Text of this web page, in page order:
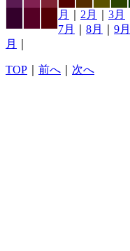
月 2月 3月
7月
8月 9月
月
TOP 前へ 次へ